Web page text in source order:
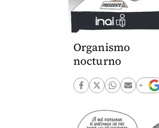
Organismo
nocturno